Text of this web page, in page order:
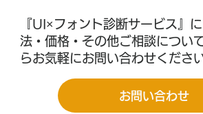
『UI×フォント診断サービス』
法・価格・その他ご相談につい
らお気軽にお問い合わせくださ
お問い合わせ